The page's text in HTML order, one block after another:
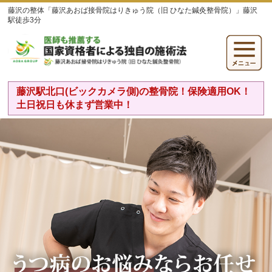
藤沢の整体「藤沢あおば接骨院はりきゅう院（旧 ひなた鍼灸整骨院）」藤沢
駅徒歩3分
藤沢駅北口(ビックカメラ側)の整骨院！保険適用OK！
土日祝日も休まず営業中！